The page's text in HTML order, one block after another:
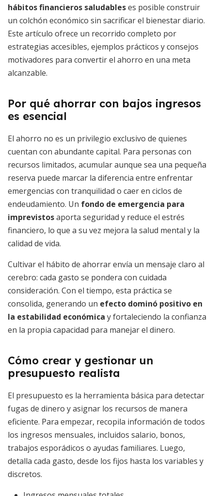
hábitos financieros saludableses posible construir
un colchón económico sin sacrificar el bienestar diario.
Este artículo ofrece un recorrido completo por
estrategias accesibles, ejemplos prácticos y consejos
motivadores para convertir el ahorro en una meta
alcanzable.
Por qué ahorrar con bajos ingresos
es esencial
El ahorro no es un privilegio exclusivo de quienes
cuentan con abundante capital. Para personas con
recursos limitados, acumular aunque sea una pequeña
reserva puede marcar la diferencia entre enfrentar
emergencias con tranquilidad o caer en ciclos de
endeudamiento. Un fondo de emergencia para
imprevistosaporta seguridad y reduce el estrés
financiero, lo que a su vez mejora la salud mental y la
calidad de vida.
Cultivar el hábito de ahorrar envía un mensaje claro al
cerebro: cada gasto se pondera con cuidada
consideración. Con el tiempo, esta práctica se
consolida, generando un efecto dominó positivo en
la estabilidad económica y fortaleciendo la confianza
en la propia capacidad para manejar el dinero.
Cómo crear y gestionar un
presupuesto realista
El presupuesto es la herramienta básica para detectar
fugas de dinero y asignar los recursos de manera
eficiente. Para empezar, recopila información de todos
los ingresos mensuales, incluidos salario, bonos,
trabajos esporádicos o ayudas familiares. Luego,
detalla cada gasto, desde los fijos hasta los variables y
discretos.